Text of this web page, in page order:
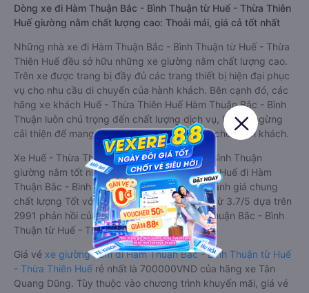
Dòng xe đi Hàm Thuận Bắc - Bình Thuận từ Huế - Thừa Thiên
Huế giường nằm chất lượng cao: Thoải mái, giá cả tốt nhất
Những nhà xe đi Hàm Thuận Bắc - Bình Thuận từ Huế - Thừa
Thiên Huế đều sở hữu những xe giường nằm chất lượng cao.
Trên xe được trang bị đầy đủ các trang thiết bị hiện đại phục
vụ cho nhu cầu di chuyển của hành khách. Bên cạnh đó, các
hãng xe khách Huế - Thừa Thiên Huế Hàm Thuận Bắc - Bình
Thuận luôn chú trọng đến chất lượng dịch vụ, không ngừng
cải thiện để mang đến trải nghiệm hoàn hảo cho hành khách.
Xe Huế - Thừa Thiên Huế Hàm Thuận Bắc - Bình Thuận
giường nằm tốt nhất: Xe từ Huế - Thừa Thiên Huế đi Hàm
Thuận Bắc - Bình Thuận giường nằm được đánh giá chung
chất lượng Tốt với điểm đánh giá trung bình từ 3.7/5 dựa trên
2991 phản hồi của hành khách Xe về Hàm Thuận Bắc - Bình
Thuận từ Huế - Thừa Thiên Huế.
Giá vé xe giường nằm đi Hàm Thuận Bắc - Bình Thuận từ Huế
- Thừa Thiên Huế rẻ nhất là 700000VND của hãng xe Tân
Quang Dũng. Tùy thuộc vào chương trình khuyến mãi, giá vé